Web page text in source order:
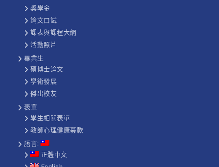
獎學金
論文口試
課表與課程大綱
活動照片
畢業生
碩博士論文
學術發展
傑出校友
表單
學生相關表單
教師心理健康募款
語言:
正體中文